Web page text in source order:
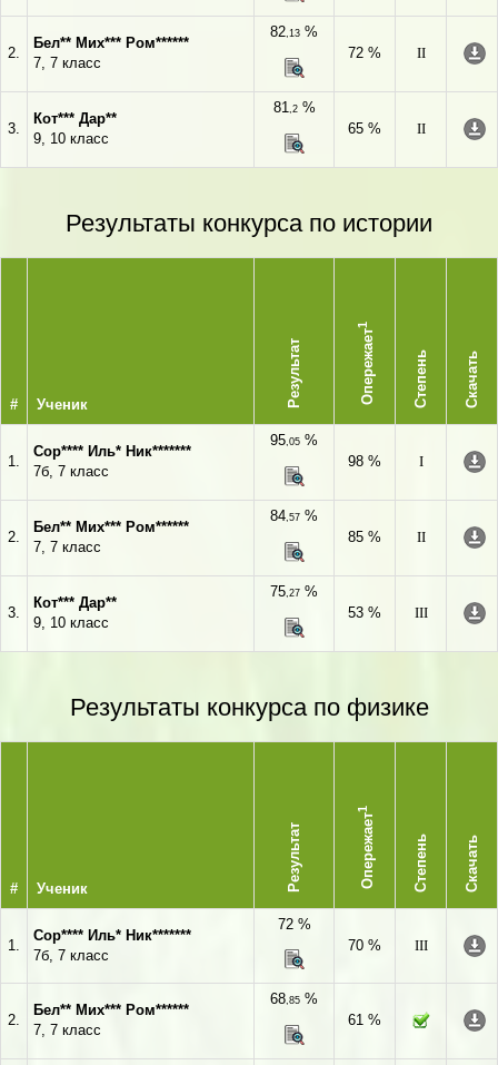
2.
Бел** Мих*** Ром******
7, 7 класс
82,13 %
72 %
II
3.
Кот*** Дар**
9, 10 класс
81,2%
65 %
II
Результаты конкурса по истории
# Ученик Результат Опережает
1
Степень Скачать
1.
Сор**** Иль* Ник*******
7б, 7 класс
95,05 %
98 %
I
2.
Бел** Мих*** Ром******
7, 7 класс
84,57 %
85 %
II
3.
Кот*** Дар**
9, 10 класс
75,27 %
53 %
III
Результаты конкурса по физике
# Ученик Результат Опережает
1
Степень Скачать
1.
Сор**** Иль* Ник*******
7б, 7 класс
72 %
70 %
III
2.
Бел** Мих*** Ром******
7, 7 класс
68,85 %
61 %